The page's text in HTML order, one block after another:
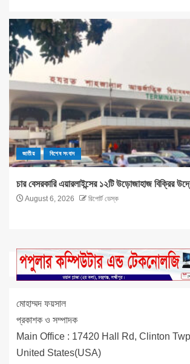
জাতীয় বিশেষ সংবাদ
চার বেসরকারি এয়ারলাইন্সের ১২টি উড়োজাহাজ বিক্রির
August 6, 2026 রিপোর্ট ডেস্ক
মোহাম্মদ ফয়সাল
প্রকাশক ও সম্পাদক
Main Office : 17420 Hall Rd, Clinton
United States(USA)